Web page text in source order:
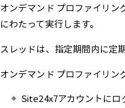
オンデマンド プロファイリ
にわたって実行します。
スレッドは、指定期間内に定
オンデマンド プロファイリン
Site24x7アカウントにロ